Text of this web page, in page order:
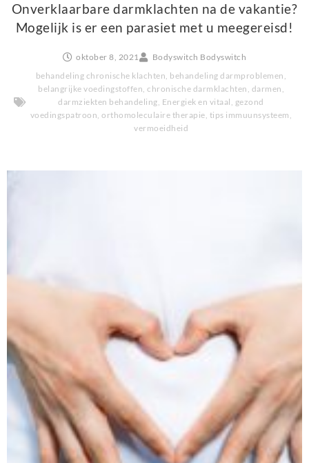
Onverklaarbare darmklachten na de vakantie?
Mogelijk is er een parasiet met u meegereisd!
oktober 8, 2021
Bodyswitch Bodyswitch
behandeling chronische klachten, behandeling darmproblemen ,
belangrijke voedingstoffen, chronische darmklachten , darmen ,
darmziekten behandeling, Energiek en vitaal , gezond
voedingspatroon,orthomoleculaire therapie, tips immuunsysteem ,
vermoeidheid